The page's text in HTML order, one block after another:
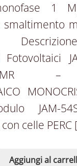
1
MR –
JAM-
celle PERC
Aggiungi al